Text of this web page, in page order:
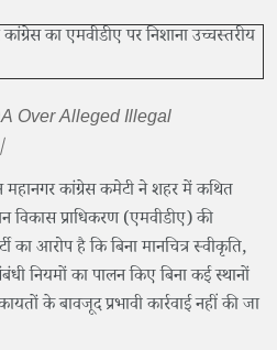
Over Alleged Illegal
महानगर कांग्रेस कमेटी ने शहर में कथित
विकास प्राधिकरण (एमवीडीए) की
का आरोप है कि बिना मानचित्र स्वीकृति,
नियमों का पालन किए बिना कई स्थानों
के बावजूद प्रभावी कार्रवाई नहीं की जा